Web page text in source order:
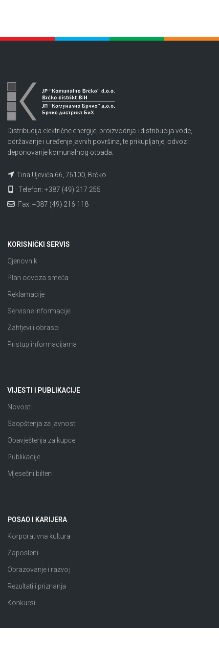
Distribucija električne energije, proizvodnja i distribucija vode,
održavanje i uređenje javnih površina, te prikupljanje, odvoz i
deponovanje komunalnog otpada.
Tina Ujevića 66, 76100, Brčko
Telefon: +387 (49) 217 255
Fax: +387 (49) 216 118
KORISNIČKI SERVIS
Cjenovnik
Plan odvoza smeća
Reklamacije
Servisne informacije
Zahtjevi i obrasci
Pristup informacijama
VIJESTI I PUBLIKACIJE
Novosti
Saopštenja za javnost
Obavještenja za kupce
Publikacije
Mjesečni bilten
POSAO I KARIJERA
Korporativna kultura
Zaposleni
Obrazovanje i razvoj
Rezultati i priznanja
Konkursi